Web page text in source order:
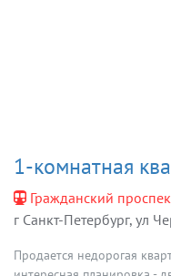
1-комнатная
Гражданский
г Санкт-Петербург, ул
Продается недорогая